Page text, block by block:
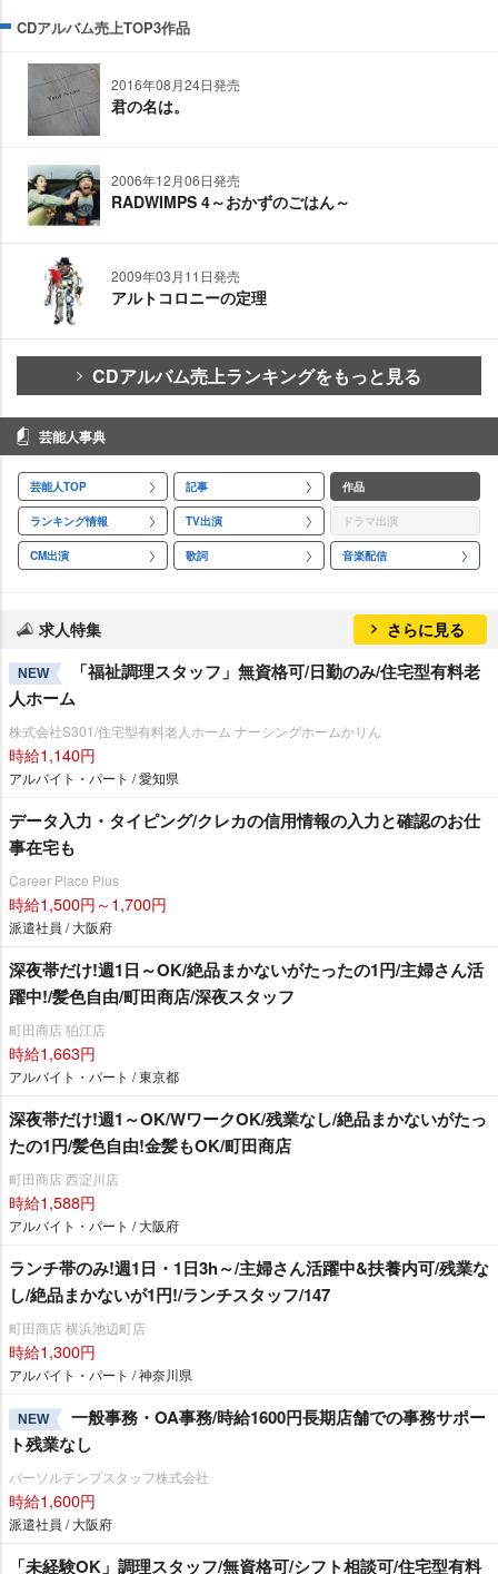
CDアルバム売上TOP3作品
2016年08月24日発売
君の名は。
2006年12月06日発売
RADWIMPS 4～おかずのごはん～
2009年03月11日発売
アルトコロニーの定理
CDアルバム売上ランキングをもっと見る
芸能人事典
芸能人TOP 記事 作品
ランキング情報 TV出演 ドラマ出演
CM出演 歌詞 音楽配信
求人特集 さらに見る
NEW
「福祉調理スタッフ」無資格可/日勤のみ/住宅型有料老
人ホーム
株式会社S301/住宅型有料老人ホーム ナーシングホームかりん
時給1,140円
アルバイト・パート / 愛知県
データ入力・タイピング/クレカの信用情報の入力と確認のお仕
事在宅も
Career Place Plus
時給1,500円～1,700円
派遣社員 / 大阪府
深夜帯だけ!週1日～OK/絶品まかないがたったの1円/主婦さん活
躍中!/髪色自由/町田商店/深夜スタッフ
町田商店 狛江店
時給1,663円
アルバイト・パート / 東京都
深夜帯だけ!週1～OK/WワークOK/残業なし/絶品まかないがたっ
たの1円/髪色自由!金髪もOK/町田商店
町田商店 西淀川店
時給1,588円
アルバイト・パート / 大阪府
ランチ帯のみ!週1日・1日3h～/主婦さん活躍中&扶養内可/残業な
し/絶品まかないが1円!/ランチスタッフ/147
町田商店 横浜池辺町店
時給1,300円
アルバイト・パート / 神奈川県
NEW
一般事務・OA事務/時給1600円長期店舗での事務サポー
ト残業なし
パーソルテンプスタッフ株式会社
時給1,600円
派遣社員 / 大阪府
「未経験OK」調理スタッフ/無資格可/シフト相談可/住宅型有料